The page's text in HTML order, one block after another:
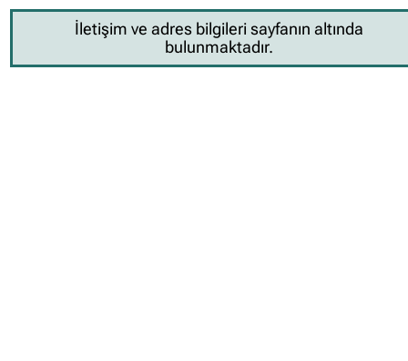
İletişim ve adres bilgileri sayfanın altında
bulunmaktadır.